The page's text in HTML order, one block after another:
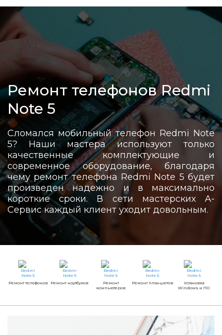
Ремонт телефонов Redmi
Note 5
Сломался мобильный телефон Redmi Note
5? Наши мастера используют только
качественные комплектующие и
современное оборудование, благодаря
чему ремонт телефона Redmi Note 5 будет
произведен надежно и в максимально
короткие сроки. В сети мастерских А-
Сервис каждый клиент уходит довольным.
Ремонт телефонов Ремонт ноутбуков
Ремонт
компьютеров
Ремонт планшетов
Установка
Windows и ПО